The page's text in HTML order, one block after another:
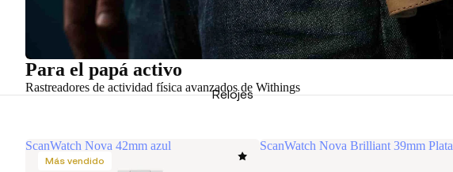
Relojes
Para el papá activo
Rastreadores de actividad física avanzados de Withings
ScanWatch Nova 42mm azul
Más vendido
ScanWatch Nova Brilliant 39mm Plata